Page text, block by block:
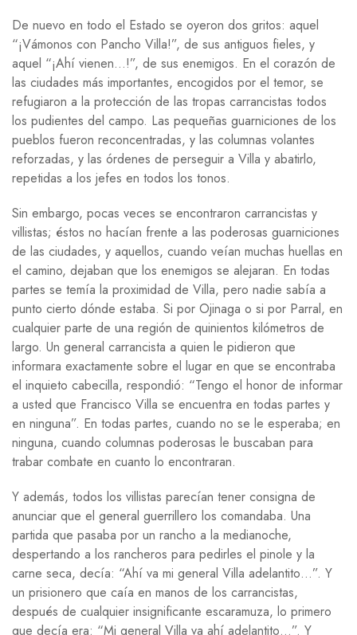
De nuevo en todo el Estado se oyeron dos gritos: aquel
“¡Vámonos con Pancho Villa!”, de sus antiguos fieles, y
aquel “¡Ahí vienen…!”, de sus enemigos. En el corazón de
las ciudades más importantes, encogidos por el temor, se
refugiaron a la protección de las tropas carrancistas todos
los pudientes del campo. Las pequeñas guarniciones de los
pueblos fueron reconcentradas, y las columnas volantes
reforzadas, y las órdenes de perseguir a Villa y abatirlo,
repetidas a los jefes en todos los tonos.
Sin embargo, pocas veces se encontraron carrancistas y
villistas; éstos no hacían frente a las poderosas guarniciones
de las ciudades, y aquellos, cuando veían muchas huellas en
el camino, dejaban que los enemigos se alejaran. En todas
partes se temía la proximidad de Villa, pero nadie sabía a
punto cierto dónde estaba. Si por Ojinaga o si por Parral, en
cualquier parte de una región de quinientos kilómetros de
largo. Un general carrancista a quien le pidieron que
informara exactamente sobre el lugar en que se encontraba
el inquieto cabecilla, respondió: “Tengo el honor de informar
a usted que Francisco Villa se encuentra en todas partes y
en ninguna”. En todas partes, cuando no se le esperaba; en
ninguna, cuando columnas poderosas le buscaban para
trabar combate en cuanto lo encontraran.
Y además, todos los villistas parecían tener consigna de
anunciar que el general guerrillero los comandaba. Una
partida que pasaba por un rancho a la medianoche,
despertando a los rancheros para pedirles el pinole y la
carne seca, decía: “Ahí va mi general Villa adelantito…”. Y
un prisionero que caía en manos de los carrancistas,
después de cualquier insignificante escaramuza, lo primero
que decía era: “Mi general Villa va ahí adelantito…”. Y